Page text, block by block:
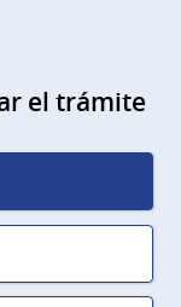
el trámite